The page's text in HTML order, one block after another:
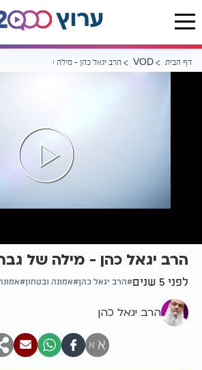
דף הבית VOD הרב יגאל כהן - מילה של גבר!
הרב יגאל כהן - מילה של
לפני 5 שנים הרב יגאל כהן אמונה ובטחון
הרב יגאל כהן
א א